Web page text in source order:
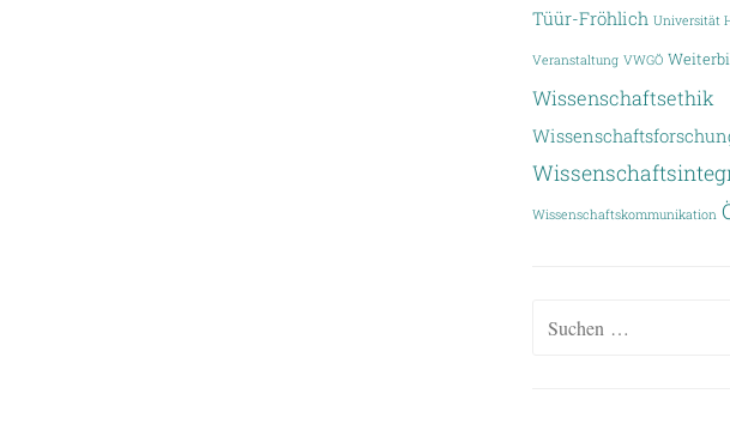
Tüür-Fröhlich Universität
Veranstaltung VWGÖ
Wissenschaftsethik
Wissenschaftskommunikation
Suchen